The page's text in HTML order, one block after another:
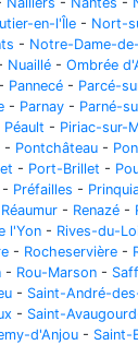
en-l'Île - Nort-
- Notre-Dame-
Nuaillé - Ombrée
- Pannecé - Parcé-
- Parnay - Parné-
Péault - Piriac-sur-
- Pontchâteau -
- Port-Brillet -
- Préfailles -
Réaumur - Renazé -
l'Yon - Rives-du-
- Rocheservière -
- Rou-Marson -
- Saint-André-
- Saint-
d'Anjou - Saint-